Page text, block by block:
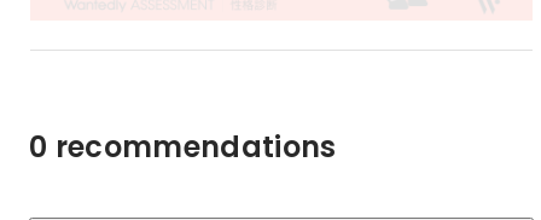
最適な商材を持っているアライアンスパートナーと共に
□パートナー企業の業種・支援事例
・副業／投資／健康／恋愛／占い／自己啓発／語学／AI関
0 recommendations